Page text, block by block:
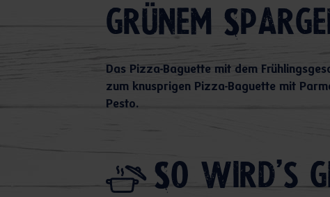
grünem
Das Pizza-Baguette mit dem
zum knusprigen Pizza-Baguette mit
Pesto.
So wird's